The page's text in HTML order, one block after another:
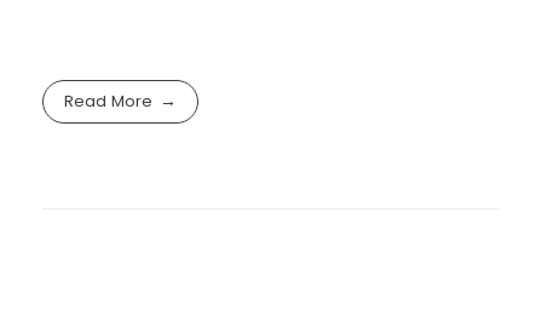
Read More